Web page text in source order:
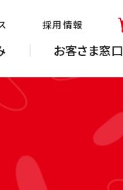
採用情報
お客さま窓口